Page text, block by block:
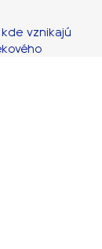
vznikajú